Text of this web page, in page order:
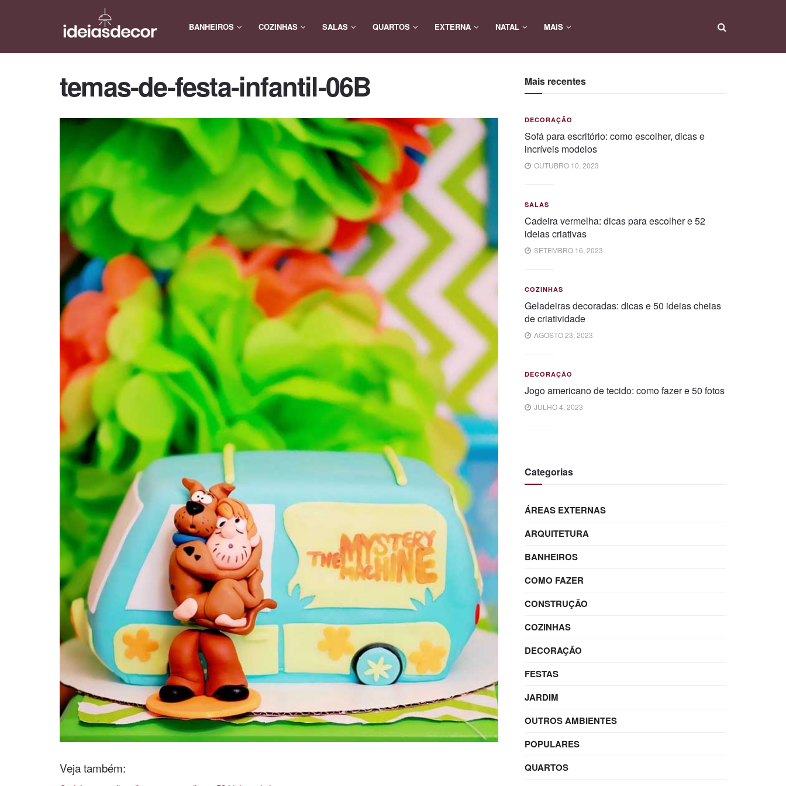
BANHEIROS COZINHAS SALAS QUARTOS EXTERNA NATAL MAIS
temas-de-festa-infantil-06B
Veja também:
Mais recentes
DECORAÇÃO
Sofá para escritório: como escolher, dicas e
incríveis modelos
OUTUBRO 10, 2023
SALAS
Cadeira vermelha: dicas para escolher e 52
ideias criativas
SETEMBRO 16, 2023
COZINHAS
Geladeiras decoradas: dicas e 50 ideias cheias
de criatividade
AGOSTO 23, 2023
DECORAÇÃO
Jogo americano de tecido: como fazer e 50 fotos
JULHO 4, 2023
Categorias
ÁREAS EXTERNAS
ARQUITETURA
BANHEIROS
COMO FAZER
CONSTRUÇÃO
COZINHAS
DECORAÇÃO
FESTAS
JARDIM
OUTROS AMBIENTES
POPULARES
QUARTOS